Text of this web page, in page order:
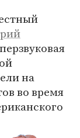
на
во время